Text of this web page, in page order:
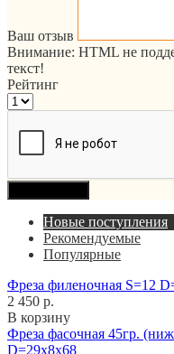
Ваш отзыв
Внимание: HTML не
текст!
Рейтинг
Новые поступления
Рекомендуемые
Популярные
Фреза филеночная S=12
2 450 р.
В корзину
Фреза фасочная 45гр.
D=29x8x68